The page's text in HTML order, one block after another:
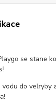
se stane
do velryby